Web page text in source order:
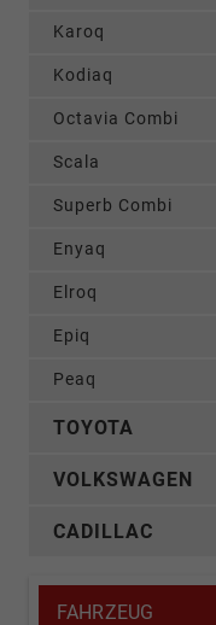
Karoq
Kodiaq
Octavia Combi
Scala
Superb Combi
Enyaq
Elroq
Epiq
Peaq
TOYOTA
VOLKSWAGEN
CADILLAC
FAHRZEUG